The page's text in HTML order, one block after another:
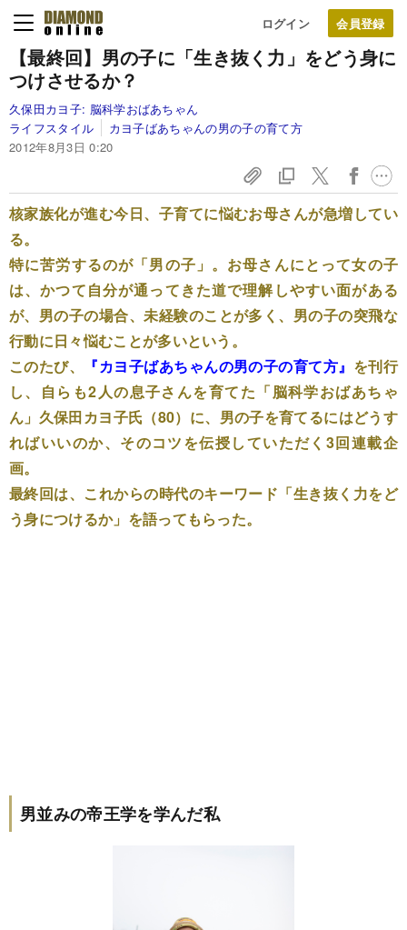
ログイン
【最終回】 男の子に「生き抜く力」をどう身に
つけさせるか？
久保田カヨ子: 脳科学おばあちゃん
ライフスタイル
カヨ子ばあちゃんの男の子の育て方
2012年8月3日 0:20
核家族化が進む今日、子育てに悩むお母さんが急増してい
る。
特に苦労するのが「男の子」。お母さんにとって女の子
は、かつて自分が通ってきた道で理解しやすい面がある
が、男の子の場合、未経験のことが多く、男の子の突飛な
行動に日々悩むことが多いという。
このたび、
『カヨ子ばあちゃんの男の子の育て方』 を刊行
し、自らも2人の息子さんを育てた「脳科学おばあちゃ
ん」久保田カヨ子氏（80）に、男の子を育てるにはどうす
ればいいのか、そのコツを伝授していただく3回連載企
画。
最終回は、これからの時代のキーワード「生き抜く力をど
う身につけるか」を語ってもらった。
男並みの帝王学を学んだ私